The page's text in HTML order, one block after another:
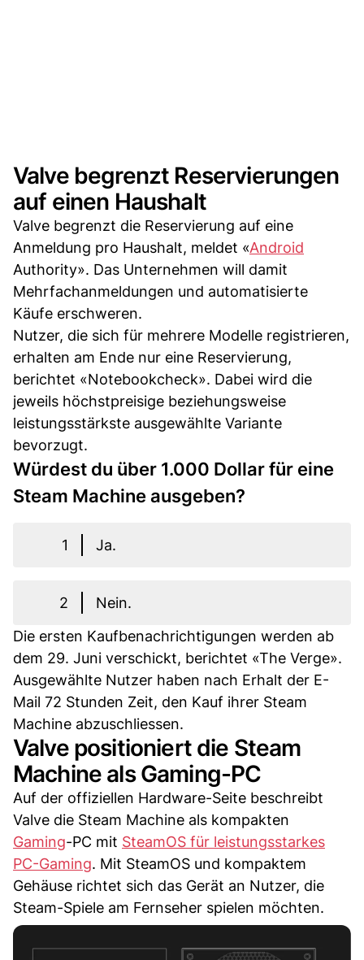
Valve begrenzt Reservierungen
auf einen Haushalt
Valve begrenzt die Reservierung auf eine
Anmeldung pro Haushalt, meldet «Android
Authority». Das Unternehmen will damit
Mehrfachanmeldungen und automatisierte
Käufe erschweren.
Nutzer, die sich für mehrere Modelle registrieren,
erhalten am Ende nur eine Reservierung,
berichtet «Notebookcheck». Dabei wird die
jeweils höchstpreisige beziehungsweise
leistungsstärkste ausgewählte Variante
bevorzugt.
Würdest du über 1.000 Dollar für eine
Steam Machine ausgeben?
1 Ja.
2
Nein.
Die ersten Kaufbenachrichtigungen werden ab
dem 29. Juni verschickt, berichtet «The Verge».
Ausgewählte Nutzer haben nach Erhalt der E-
Mail 72 Stunden Zeit, den Kauf ihrer Steam
Machine abzuschliessen.
Valve positioniert die Steam
Machine als Gaming-PC
Auf der offiziellen Hardware-Seite beschreibt
Valve die Steam Machine als kompakten
Gaming-PC mit SteamOS für leistungsstarkes
PC-Gaming. Mit SteamOS und kompaktem
Gehäuse richtet sich das Gerät an Nutzer, die
Steam-Spiele am Fernseher spielen möchten.